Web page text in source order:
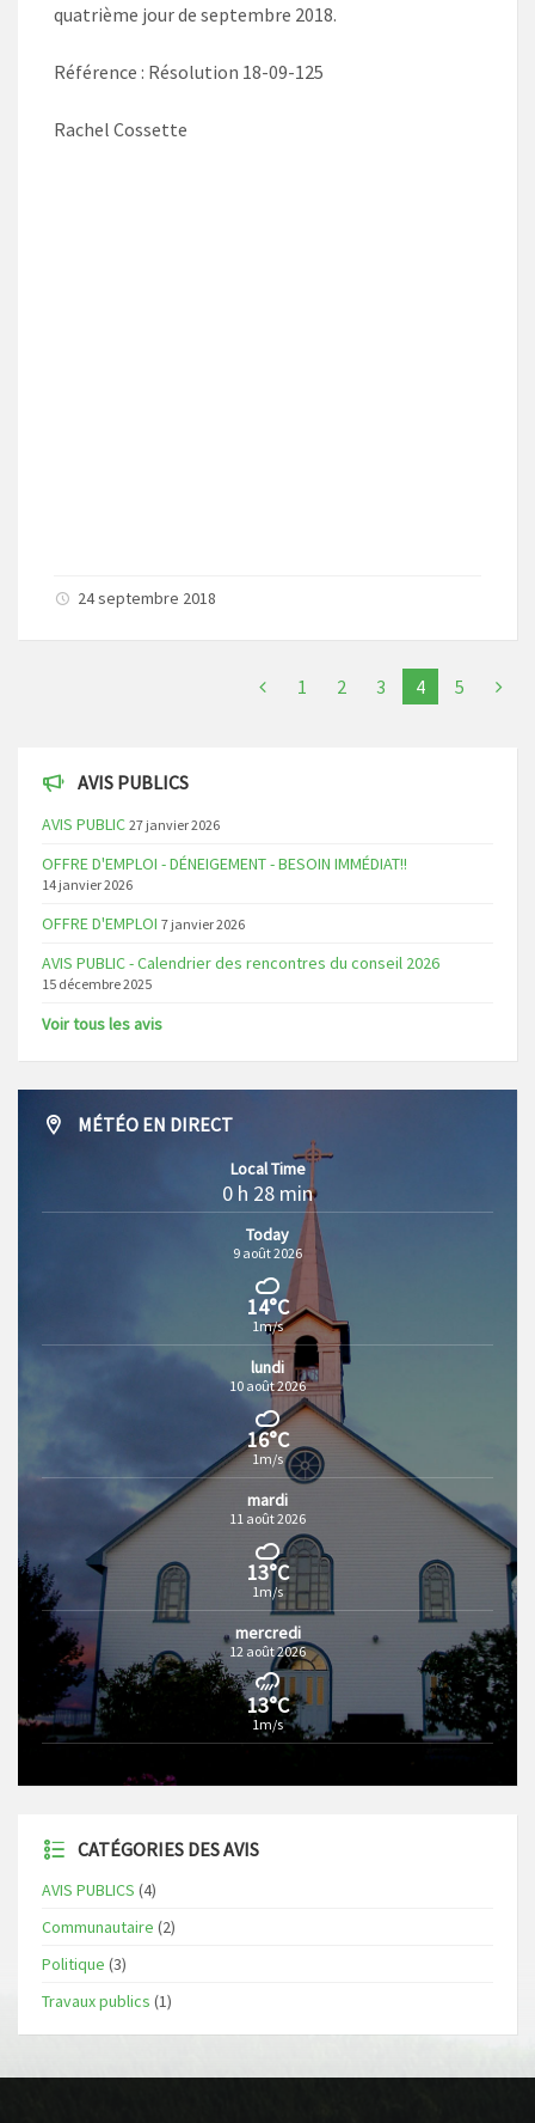
quatrième jour de septembre 2018.
Référence : Résolution 18-09-125
Rachel Cossette
24 septembre 2018
1 2 3 4 5
AVIS PUBLICS
AVIS PUBLIC 27 janvier 2026
OFFRE D'EMPLOI - DÉNEIGEMENT - BESOIN IMMÉDIAT!!
14 janvier 2026
OFFRE D'EMPLOI 7 janvier 2026
AVIS PUBLIC - Calendrier des rencontres du conseil 2026
15 décembre 2025
Voir tous les avis
MÉTÉO EN DIRECT
Local Time
0 h 28 min
Today
9 août 2026
14°C
1m/s
lundi
10 août 2026
16°C
1m/s
mardi
11 août 2026
13°C
1m/s
mercredi
12 août 2026
13°C
1m/s
CATÉGORIES DES AVIS
AVIS PUBLICS (4)
Communautaire (2)
Politique (3)
Travaux publics (1)